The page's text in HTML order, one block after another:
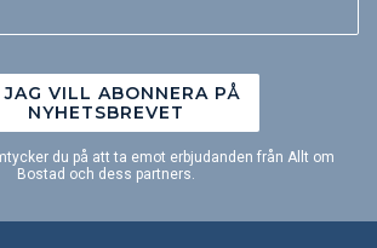
JAG VILL ABONNERA PÅ
NYHETSBREVET
du på att ta emot erbjudanden från Allt om
Bostad och dess partners.